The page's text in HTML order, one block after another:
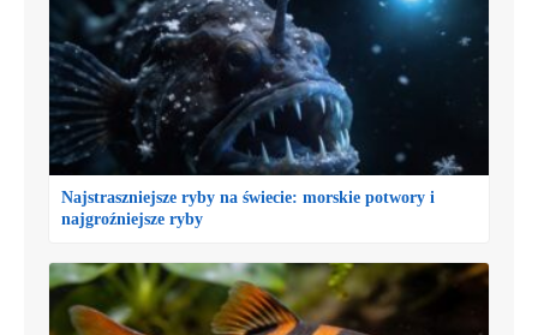
Najstraszniejsze ryby na świecie: morskie potwory i
najgroźniejsze ryby